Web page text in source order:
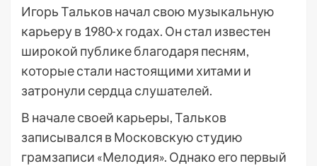
Игорь Тальков начал свою музыкальную
карьеру в 1980-х годах. Он стал известен
широкой публике благодаря песням,
которые стали настоящими хитами и
затронули сердца слушателей.
В начале своей карьеры, Тальков
записывался в Московскую студию
грамзаписи «Мелодия». Однако его первый